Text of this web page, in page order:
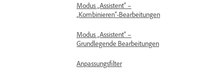
Modus „Assistent“ –
„Kombinieren“-Bearbeitungen
Modus „Assistent“ –
Grundlegende Bearbeitungen
Anpassungsfilter